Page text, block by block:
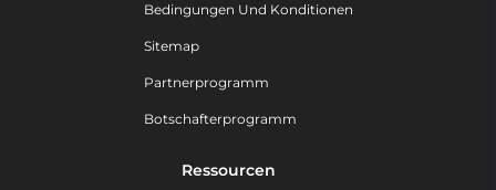
Bedingungen Und Konditionen
Sitemap
Partnerprogramm
Botschafterprogramm
Ressourcen